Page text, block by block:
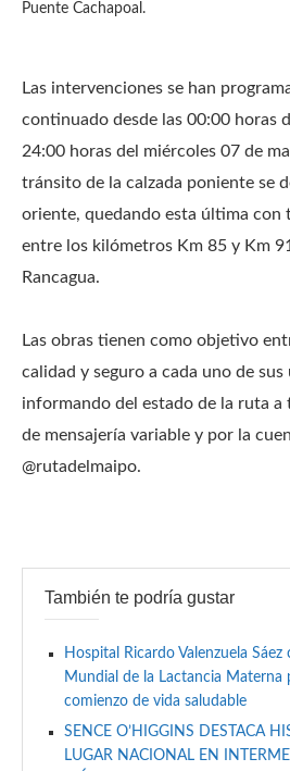
Puente Cachapoal.
Las intervenciones se han
continuado desde las 00:00 horas
24:00 horas del miércoles 07 de
tránsito de la calzada poniente se
oriente, quedando esta última con
entre los kilómetros Km 85 y Km
Rancagua.
Las obras tienen como objetivo
calidad y seguro a cada uno de sus
informando del estado de la ruta a
de mensajería variable y por la
@rutadelmaipo.
También te podría gustar
Hospital Ricardo Valenzuela
Mundial de la Lactancia Materna
comienzo de vida saludable
SENCE O’HIGGINS DESTACA
LUGAR NACIONAL EN